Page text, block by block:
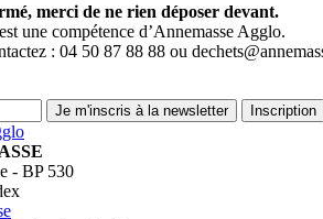
merci de ne rien déposer devant.
une compétence d’Annemasse Agglo.
: 04 50 87 88 88 ou
- BP 530